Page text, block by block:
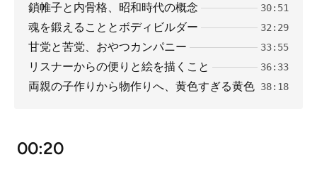
鎖帷子と内骨格、昭和時代の概念 30:51
魂を鍛えることとボディビルダー 32:29
甘党と苦党、おやつカンパニー 33:55
リスナーからの便りと絵を描くこと 36:33
両親の子作りから物作りへ、黄色すぎる黄色 38:18
00:20